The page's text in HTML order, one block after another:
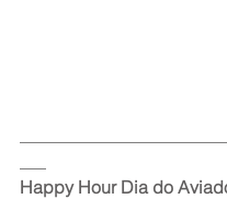
Happy Hour Dia do